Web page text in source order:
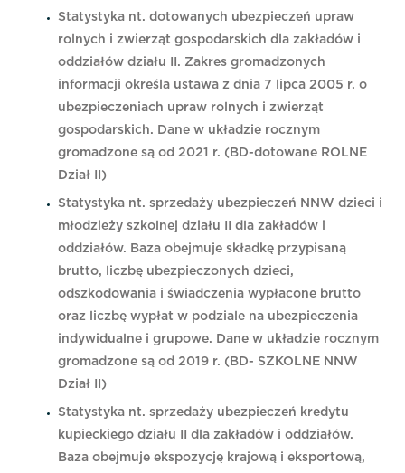
Statystyka nt. dotowanych ubezpieczeń upraw
rolnych i zwierząt gospodarskich dla zakładów i
oddziałów działu II. Zakres gromadzonych
informacji określa ustawa z dnia 7 lipca 2005 r. o
ubezpieczeniach upraw rolnych i zwierząt
gospodarskich. Dane w układzie rocznym
gromadzone są od 2021 r. (BD-dotowane ROLNE
Dział II)
Statystyka nt. sprzedaży ubezpieczeń NNW dzieci i
młodzieży szkolnej działu II dla zakładów i
oddziałów. Baza obejmuje składkę przypisaną
brutto, liczbę ubezpieczonych dzieci,
odszkodowania i świadczenia wypłacone brutto
oraz liczbę wypłat w podziale na ubezpieczenia
indywidualne i grupowe. Dane w układzie rocznym
gromadzone są od 2019 r. (BD- SZKOLNE NNW
Dział II)
Statystyka nt. sprzedaży ubezpieczeń kredytu
kupieckiego działu II dla zakładów i oddziałów.
Baza obejmuje ekspozycję krajową i eksportową,